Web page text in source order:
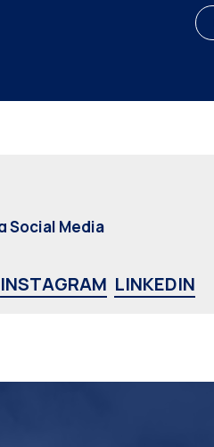
Social Media
INSTAGRAM LINKEDIN